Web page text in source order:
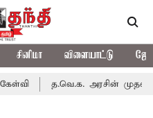
சினிமா விளையாட்டு
அரசின் முதல் பட்ஜெட்: